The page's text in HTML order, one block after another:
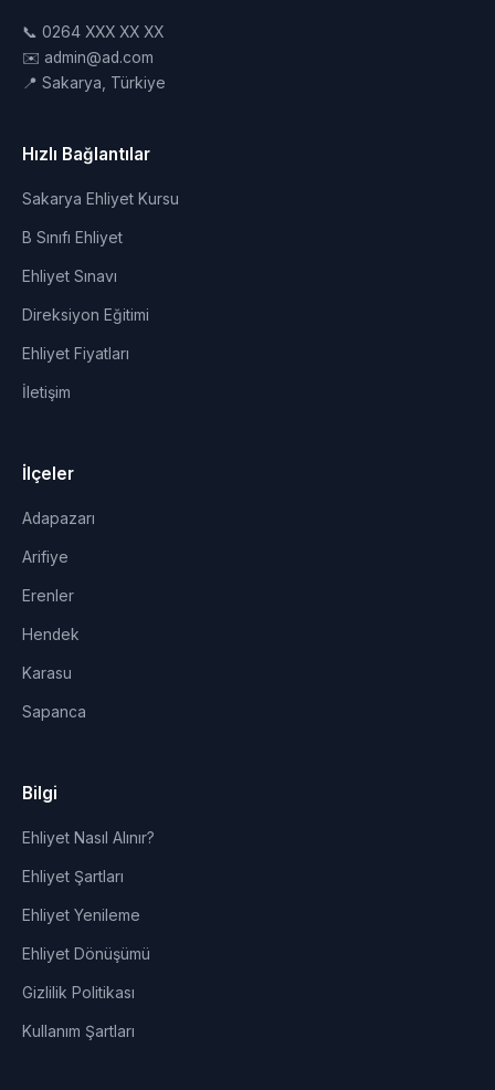
📞 0264 XXX XX XX
✉️ admin@ad.com
📍 Sakarya, Türkiye
Hızlı Bağlantılar
Sakarya Ehliyet Kursu
B Sınıfı Ehliyet
Ehliyet Sınavı
Direksiyon Eğitimi
Ehliyet Fiyatları
İletişim
İlçeler
Adapazarı
Arifiye
Erenler
Hendek
Karasu
Sapanca
Bilgi
Ehliyet Nasıl Alınır?
Ehliyet Şartları
Ehliyet Yenileme
Ehliyet Dönüşümü
Gizlilik Politikası
Kullanım Şartları